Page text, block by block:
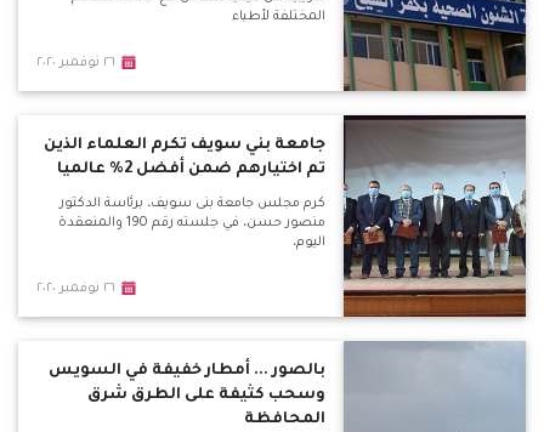
المختلفة لأطباء
٢٦ نوفمبر ٢٠٢٠
جامعة بني سويف تكرم العلماء الذين
تم اختيارهم ضمن أفضل 2% عالميا
كرم مجلس جامعة بنى سويف، برئاسة الدكتور
منصور حسن، في جلسته رقم 190 والمنعقدة
اليوم،
٢٦ نوفمبر ٢٠٢٠
بالصور ... أمطار خفيفة في السويس
وسحب كثيفة على الطرق شرق
المحافظة